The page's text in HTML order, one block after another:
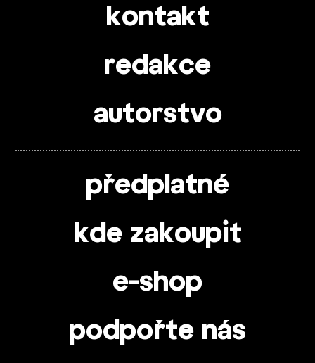
kontakt
redakce
autorstvo
předplatné
kde zakoupit
e-shop
podpořte nás